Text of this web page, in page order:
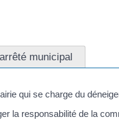
municipal
qui se charge du
la responsabilité de la